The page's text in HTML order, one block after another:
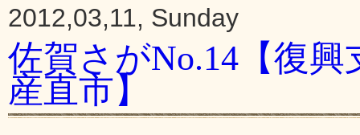
2012,03,11, Sunday
佐賀さがNo.14【復
産直市】